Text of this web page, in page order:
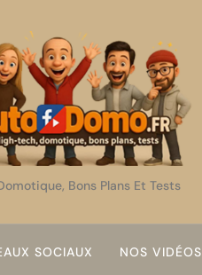
Bons Plans Et Tests
SOCIAUX NOS VIDÉOS